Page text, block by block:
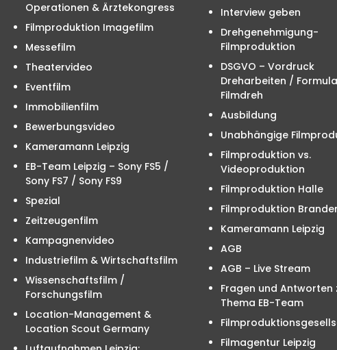
Operationen & Ärztekongress
Filmproduktion Imagefilm
Messefilm
Theatervideo
Eventfilm
Immobilienfilm
Bewerbungsvideo
Kameramann Leipzig
EB-Team Leipzig – Sony FS5 /
Sony FS7 / Sony FS9
Spezial
Zeitzeugenfilm
Kampagnenvideo
Industriefilm & Wirtschaftsfilm
Wissenschaftsfilm /
Forschungsfilm
Location-Management &
Location Scout Germany
Interview geben
Drehgenehmigung-
Filmproduktion
DSGVO – Vordruck
Dreharbeiten /
Filmdreh
Ausbildung
Unabhängige
Filmproduktion vs.
Videoproduktion
Filmproduktion Halle
Filmproduktion
Kameramann Leipzig
AGB
AGB – Live Stream
Fragen und Antworten
Thema EB-Team
Filmagentur Leipzig